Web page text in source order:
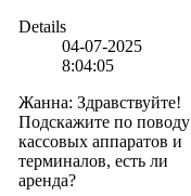
Details
04-07-2025
8:04:05
Жанна: Здравствуйте!
Подскажите по поводу
кассовых аппаратов и
терминалов, есть ли
аренда?